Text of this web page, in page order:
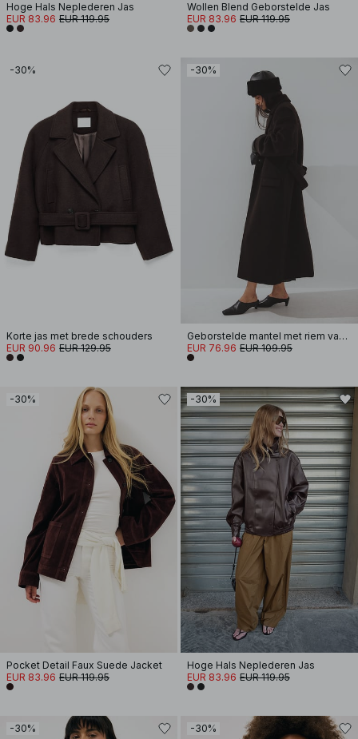
Hoge Hals Neplederen Jas
EUR 83.96 EUR 119.95
Wollen Blend Geborstelde Jas
EUR 83.96 EUR 119.95
-30%
Korte jas met brede schouders
EUR 90.96 EUR 129.95
-30%
Geborstelde mantel met riem van wolmix
EUR 76.96 EUR 109.95
-30%
Pocket Detail Faux Suede Jacket
EUR 83.96 EUR 119.95
-30%
Hoge Hals Neplederen Jas
EUR 83.96 EUR 119.95
-30% -30%